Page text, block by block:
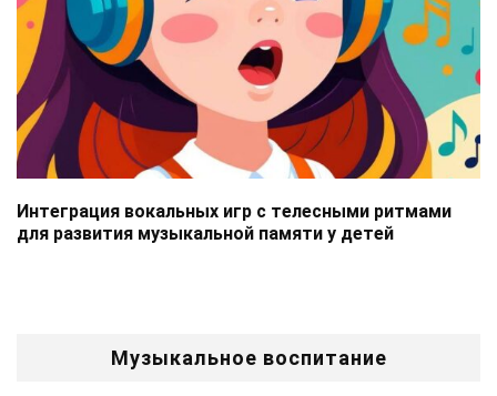
Интеграция вокальных игр с телесными ритмами
для развития музыкальной памяти у детей
Музыкальное воспитание